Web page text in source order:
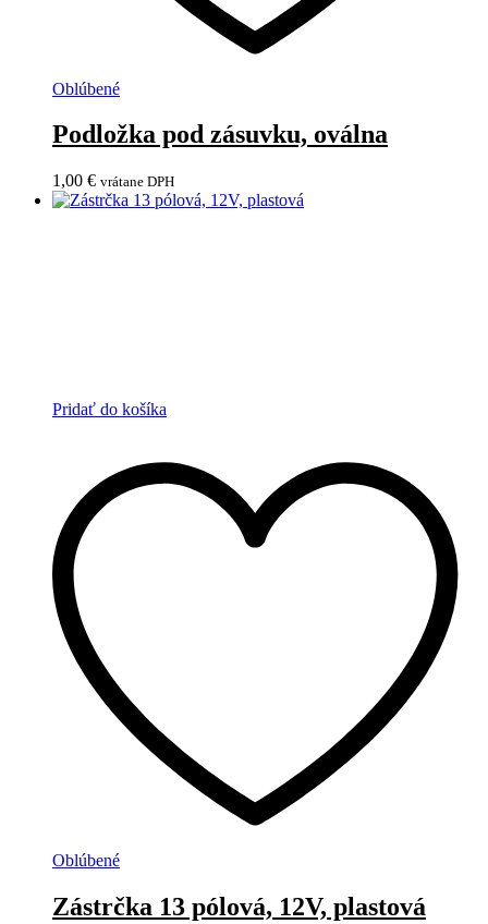
Oblúbené
Podložka pod zásuvku, oválna
1,00 € vrátane DPH
Pridať do košíka
Oblúbené
Zástrčka 13 pólová, 12V, plastová